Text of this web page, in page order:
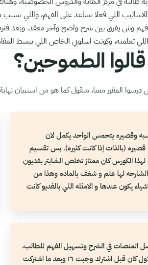
اللي فعلا تساعد على الفهم، واللي تسبب
وش يفرق بين شرح واضح وآخر معقد. وبعد
تعلمته، وكونت اسلوبي الخاص اللي يبسط
الطموحين؟
المقرر معنا، منقول كما هو من استبيان نهاية
وقصيره يتحمس الواحد يكمل لان
قصيره (بالذات إذا كانت كثيره). بس تقسيم
لهذا الكورس كان ممتاز تخلص الشابتر بفديون
لها علم و شغف بالماده وهذا من
يكون عندها و الامثله اللي بالفديو كانت
احلى شيء كان شابتر الزنقه لان
المنصات في الشرح وتسهيل الفهم للطالب،
الميجر الاول كان قبل اشترك وجبت ١٦ وبعد ما اشتركت